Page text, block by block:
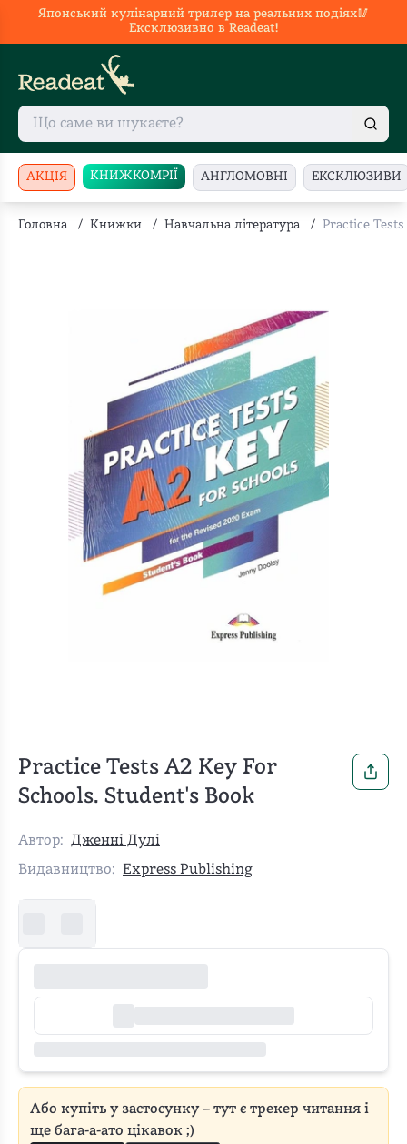
Японський кулінарний трилер на реальних подіях🥢
Ексклюзивно в Readeat!
АКЦІЯ КНИЖКОМРІЇ АНГЛОМОВНІ ЕКСКЛЮЗИВИ
Головна / Книжки / Навчальна література / Practice
Practice Tests A2 Key For
Schools. Student's Book
Автор: Дженні Дулі
Видавництво: Express Publishing
Або купіть у застосунку – тут є трекер читання і
ще бага-а-ато цікавок ;)